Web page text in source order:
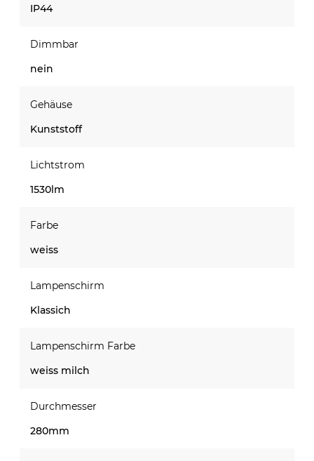
IP44
Dimmbar
nein
Gehäuse
Kunststoff
Lichtstrom
1530lm
Farbe
weiss
Lampenschirm
Klassich
Lampenschirm Farbe
weiss milch
Durchmesser
280mm